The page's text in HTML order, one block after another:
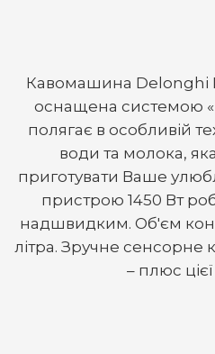
Кавомашина Delonghi
оснащена системою
полягає в особливій
води та молока,
приготувати Вашe
пристрою 1450 Вт
надшвидким. Об'єм
літра. Зручне сенсорне
– плюс